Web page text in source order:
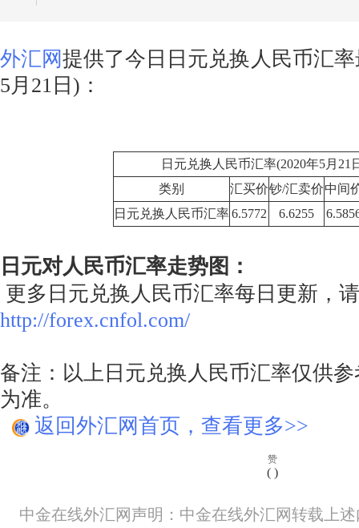
外汇网提供了今日日元兑换人民币汇
5月21日)：
日元兑换人民币汇率(2020年5月21
类别
汇买价钞/汇卖价中间
日元兑换人民币汇率6.5772 6.6255
日元对人民币汇率走势图：
更多日元兑换人民币汇率每日更新，
http://forex.cnfol.com/
备注：以上日元兑换人民币汇率仅供
为准。
返回外汇网首页，查看更多>>
赞
( )
中金在线外汇网声明：中金在线外汇网转载上